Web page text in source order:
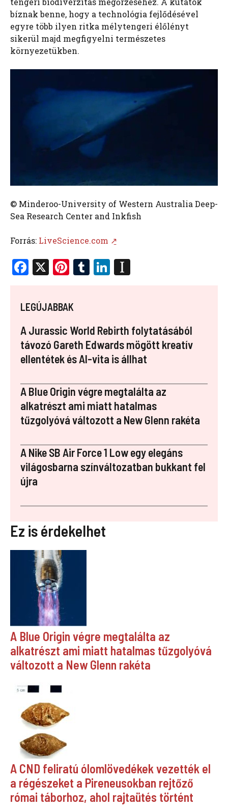
bíznak benne, hogy a technológia fejlődésével
egyre több ilyen ritka mélytengeri élőlényt
sikerül majd megfigyelni természetes
környezetükben.
© Minderoo-University of Western Australia Deep-
Sea Research Center and Inkfish
Forrás: LiveScience.com ↗̱
F
ce
b
o
o
k
X Pi
er
es
t
T
r
Li
dI
n
a
p
er
LEGÚJABBAK
A Jurassic World Rebirth folytatásából
távozó Gareth Edwards mögött kreatív
ellentétek és AI-vita is állhat
A Blue Origin végre megtalálta az
alkatrészt ami miatt hatalmas
tűzgolyóvá változott a New Glenn rakéta
A Nike SB Air Force 1 Low egy elegáns
világosbarna színváltozatban bukkant fel
újra
Ez is érdekelhet
A Blue Origin végre megtalálta az
alkatrészt ami miatt hatalmas tűzgolyóvá
változott a New Glenn rakéta
A CND feliratú ólomlövedékek vezették el
a régészeket a Pireneusokban rejtőző
római táborhoz, ahol rajtaütés történt